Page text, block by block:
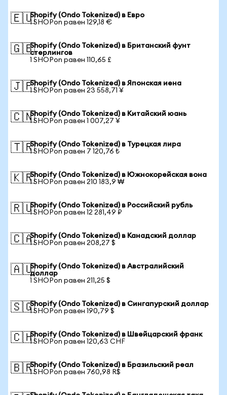
🇪🇺Shopify (Ondo Tokenized) в Евро
1 SHOPon равен 129,18 €
🇬🇧Shopify (Ondo Tokenized) в Британский фунт
стерлингов
1 SHOPon равен 110,65 £
🇯🇵Shopify (Ondo Tokenized) в Японская иена
1 SHOPon равен 23 558,71 ¥
🇨🇳Shopify (Ondo Tokenized) в Китайский юань
1 SHOPon равен 1 007,27 ¥
🇹🇷Shopify (Ondo Tokenized) в Турецкая лира
1 SHOPon равен 7 120,76 ₺
🇰🇷Shopify (Ondo Tokenized) в Южнокорейская вона
1 SHOPon равен 210 183,9 ₩
🇷🇺Shopify (Ondo Tokenized) в Российский рубль
1 SHOPon равен 12 281,49 ₽
🇨🇦Shopify (Ondo Tokenized) в Канадский доллар
1 SHOPon равен 208,27 $
🇦🇺Shopify (Ondo Tokenized) в Австралийский
доллар
1 SHOPon равен 211,25 $
🇸🇬Shopify (Ondo Tokenized) в Сингапурский доллар
1 SHOPon равен 190,79 $
🇨🇭Shopify (Ondo Tokenized) в Швейцарский франк
1 SHOPon равен 120,63 CHF
🇧🇷Shopify (Ondo Tokenized) в Бразильский реал
1 SHOPon равен 760,98 R$